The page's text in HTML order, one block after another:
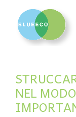
NEL